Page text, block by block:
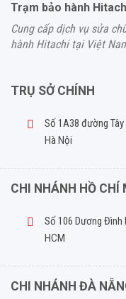
Trạm bảo hành
Cung cấp dịch vụ sửa
hành Hitachi tại Việt
TRỤ SỞ CHÍNH
Số 1A38 đường
Hà Nội
CHI NHÁNH HỒ CHÍ
Số 106 Dương Đình
HCM
CHI NHÁNH ĐÀ